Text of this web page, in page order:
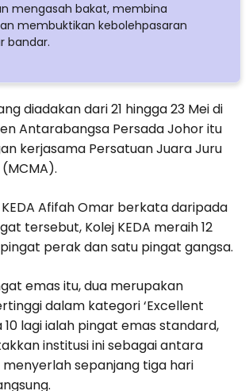
mengasah bakat, membina
membuktikan kebolehpasaran
bandar.
diadakan dari 21 hingga 23 Mei di
Antarabangsa Persada Johor itu
kerjasama Persatuan Juara Juru
Afifah Omar berkata daripada
tersebut, Kolej KEDA meraih 12
perak dan satu pingat gangsa.
emas itu, dua merupakan
dalam kategori ‘Excellent
10 lagi ialah pingat emas standard,
institusi ini sebagai antara
sepanjang tiga hari